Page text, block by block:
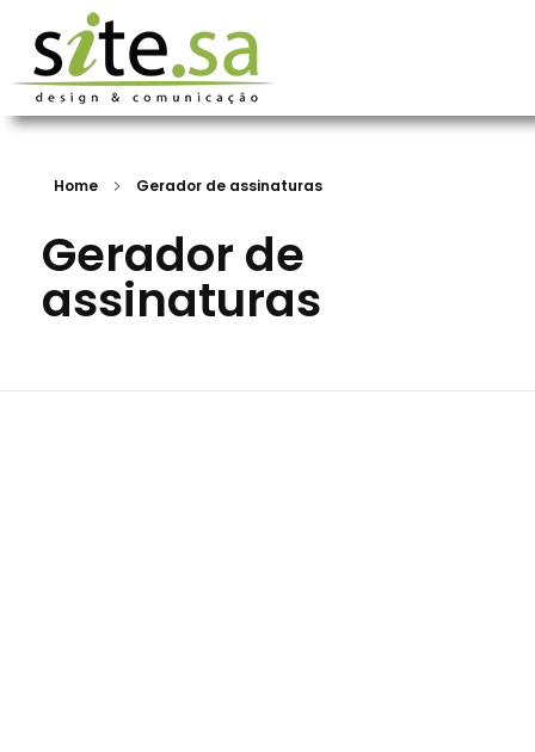
Home Gerador de assinaturas
Gerador de
assinaturas